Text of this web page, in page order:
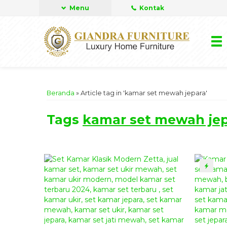
Menu Kontak
Beranda » Article tag in 'kamar set mewah jepara'
Tags kamar set mewah